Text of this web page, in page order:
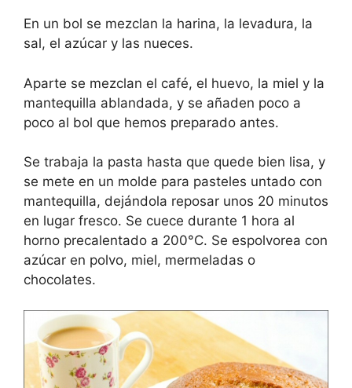
En un bol se mezclan la harina, la levadura, la
sal, el azúcar y las nueces.
Aparte se mezclan el café, el huevo, la miel y la
mantequilla ablandada, y se añaden poco a
poco al bol que hemos preparado antes.
Se trabaja la pasta hasta que quede bien lisa, y
se mete en un molde para pasteles untado con
mantequilla, dejándola reposar unos 20 minutos
en lugar fresco. Se cuece durante 1 hora al
horno precalentado a 200°C. Se espolvorea con
azúcar en polvo, miel, mermeladas o
chocolates.